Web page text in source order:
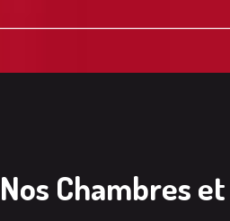
Nos Chambres